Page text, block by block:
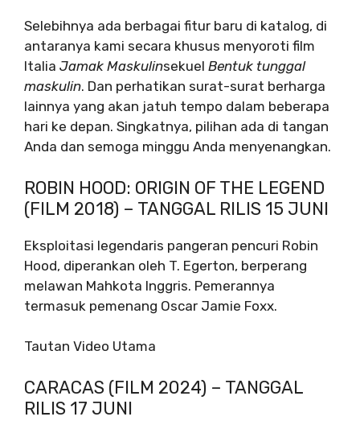
Selebihnya ada berbagai fitur baru di katalog, di
antaranya kami secara khusus menyoroti film
Italia Jamak Maskulinsekuel Bentuk tunggal
maskulin. Dan perhatikan surat-surat berharga
lainnya yang akan jatuh tempo dalam beberapa
hari ke depan. Singkatnya, pilihan ada di tangan
Anda dan semoga minggu Anda menyenangkan.
ROBIN HOOD: ORIGIN OF THE LEGEND
(FILM 2018) – TANGGAL RILIS 15 JUNI
Eksploitasi legendaris pangeran pencuri Robin
Hood, diperankan oleh T. Egerton, berperang
melawan Mahkota Inggris. Pemerannya
termasuk pemenang Oscar Jamie Foxx.
Tautan Video Utama
CARACAS (FILM 2024) – TANGGAL
RILIS 17 JUNI